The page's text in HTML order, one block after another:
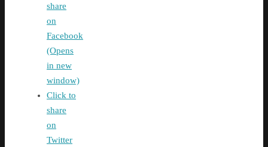
share
on
Facebook
(Opens
in new
window)
Click to
share
on
Twitter